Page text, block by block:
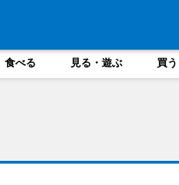
食べる 見る・遊ぶ 買う